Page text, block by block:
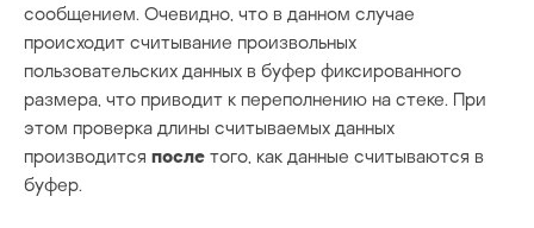
сообщением. Очевидно, что в данном случае
происходит считывание произвольных
пользовательских данных в буфер фиксированного
размера, что приводит к переполнению на стеке. При
этом проверка длины считываемых данных
производится после того, как данные считываются в
буфер.